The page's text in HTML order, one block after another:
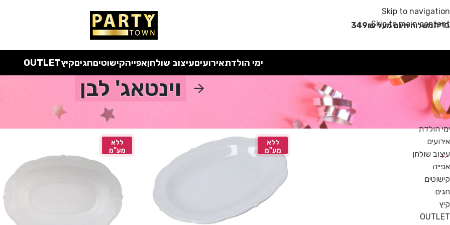
Skip to navigation
Skip to main content
מבצע קיץ! כל המוצרים ללא מע"מעד סוף החודש
משלוח חינם מעל 349₪
ימי הולדתאירועיםעיצוב שולחןאפייהקישוטיםחגיםקיץOUTLET
וינטאג' לבן
קטגוריות
ימי הולדת
אירועים
עיצוב שולחן
אפייה
קישוטים
חגים
קיץ
OUTLET
ללא
מע"מ
ללא
מע"מ